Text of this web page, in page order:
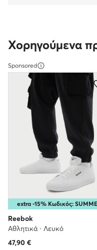
Χορηγούμενα
Sponsored
extra -15% Κωδικός:
Reebok
Αθλητικά · Λευκό
47,90 €